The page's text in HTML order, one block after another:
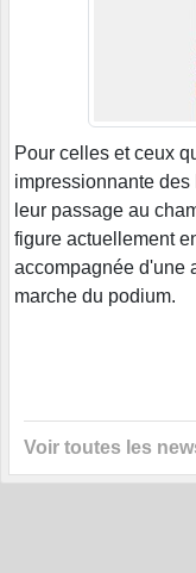
Pour celles et ceux
impressionnante
leur passage au
figure actuellement
accompagnée d'une
marche du podium.
Voir toutes les